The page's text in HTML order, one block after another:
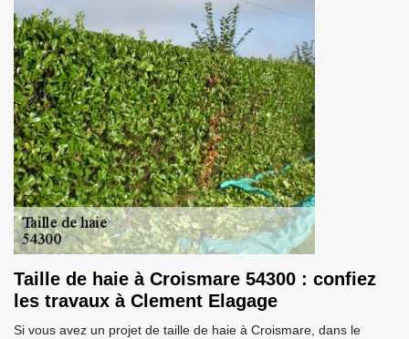
Taille de haie à Croismare 54300 : confiez
les travaux à Clement Elagage
Si vous avez un projet de taille de haie à Croismare, dans le